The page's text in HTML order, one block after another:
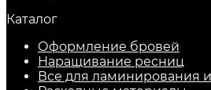
Каталог
Оформление бровей
Наращивание ресниц
Все для ламинирования